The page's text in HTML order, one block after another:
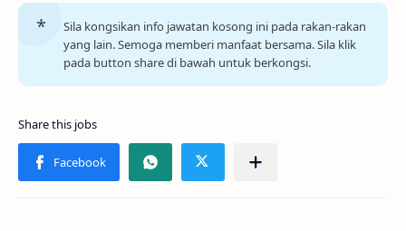
Sila kongsikan info jawatan kosong ini pada rakan-rakan
yang lain. Semoga memberi manfaat bersama. Sila klik
pada button share di bawah untuk berkongsi.